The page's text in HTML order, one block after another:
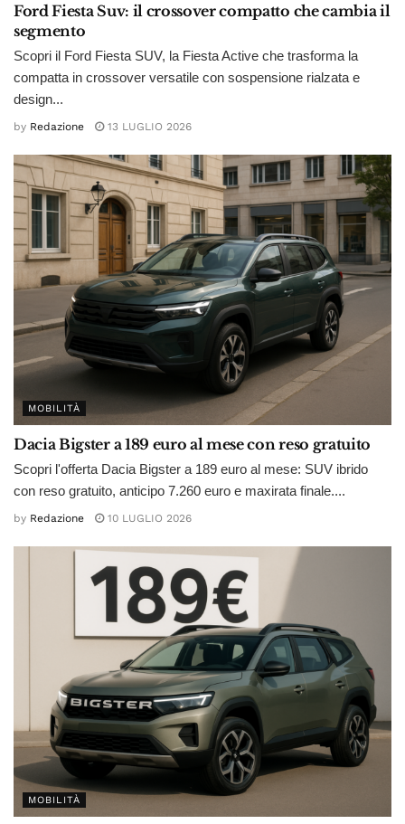
Ford Fiesta Suv: il crossover compatto che cambia il
segmento
Scopri il Ford Fiesta SUV, la Fiesta Active che trasforma la
compatta in crossover versatile con sospensione rialzata e
design...
by Redazione 13 LUGLIO 2026
MOBILITÀ
Dacia Bigster a 189 euro al mese con reso gratuito
Scopri l'offerta Dacia Bigster a 189 euro al mese: SUV ibrido
con reso gratuito, anticipo 7.260 euro e maxirata finale....
by Redazione 10 LUGLIO 2026
MOBILITÀ